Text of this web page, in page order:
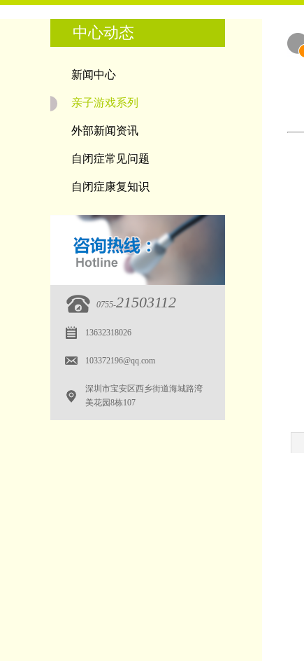
中心动态
新闻中心
亲子游戏系列
外部新闻资讯
自闭症常见问题
自闭症康复知识
0755-21503112
13632318026
103372196@qq.com
深圳市宝安区西乡街道海城路湾
美花园8栋107